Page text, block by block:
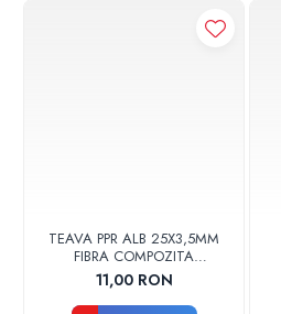
TEAVA PPR ALB 25X3,5MM
FIBRA COMPOZITA
10033025004
VALDUOTHERM VALROM
11,00 RON